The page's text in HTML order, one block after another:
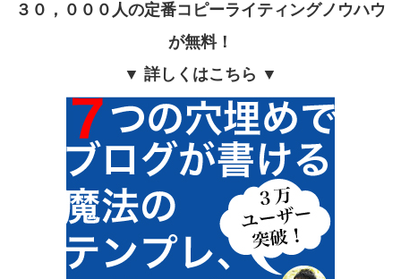
３０，０００人の定番コピーライティングノウハウ
が無料！
▼ 詳しくはこちら ▼